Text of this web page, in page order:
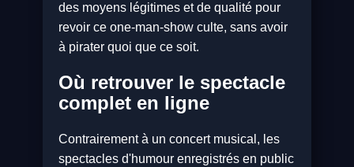
des moyens légitimes et de qualité pour
revoir ce one-man-show culte, sans avoir
à pirater quoi que ce soit.
Où retrouver le spectacle
complet en ligne
Contrairement à un concert musical, les
spectacles d'humour enregistrés en public